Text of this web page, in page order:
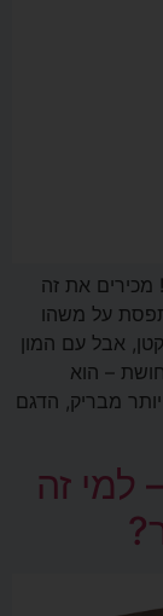
מכירים את זה
על משהו
אבל עם המון
– הוא
מבריק, הדגם
למי זה